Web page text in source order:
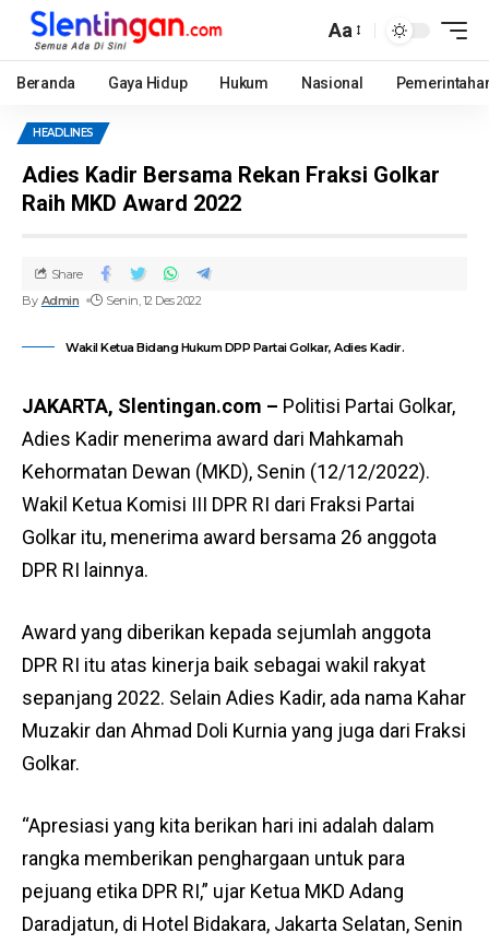
Aa
Beranda Gaya Hidup Hukum Nasional
HEADLINES
Adies Kadir Bersama Rekan Fraksi Golkar
Raih MKD Award 2022
By Admin Senin, 12 Des 2022
Share
Wakil Ketua Bidang Hukum DPP Partai Golkar, Adies Kadir.
JAKARTA, Slentingan.com – Politisi Partai Golkar,
Adies Kadir menerima award dari Mahkamah
Kehormatan Dewan (MKD), Senin (12/12/2022).
Wakil Ketua Komisi III DPR RI dari Fraksi Partai
Golkar itu, menerima award bersama 26 anggota
DPR RI lainnya.
Award yang diberikan kepada sejumlah anggota
DPR RI itu atas kinerja baik sebagai wakil rakyat
sepanjang 2022. Selain Adies Kadir, ada nama Kahar
Muzakir dan Ahmad Doli Kurnia yang juga dari Fraksi
Golkar.
“Apresiasi yang kita berikan hari ini adalah dalam
rangka memberikan penghargaan untuk para
pejuang etika DPR RI,” ujar Ketua MKD Adang
Daradjatun, di Hotel Bidakara, Jakarta Selatan, Senin